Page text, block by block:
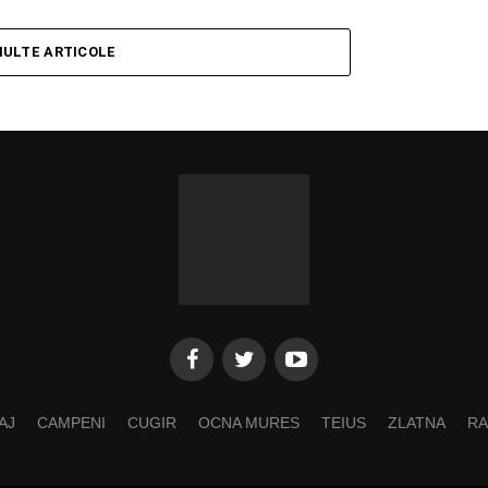
ARTICOLE
CAMPENI CUGIR OCNA MURES TEIUS ZLATNA